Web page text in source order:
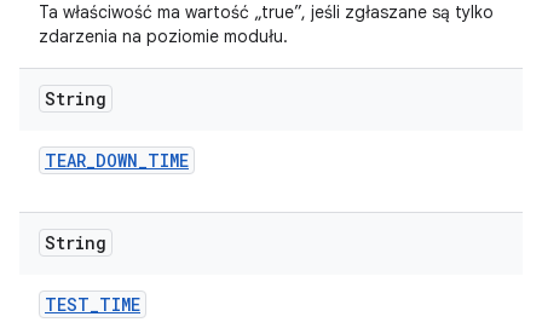
Ta właściwość ma wartość „true”, jeśli zgłaszane są tylko
zdarzenia na poziomie modułu.
String
TEAR_DOWN_TIME
String
TEST_TIME